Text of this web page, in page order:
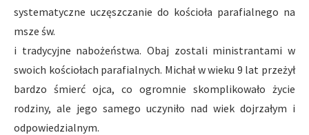
systematyczne uczęszczanie do kościoła parafialnego na
msze św.
i tradycyjne nabożeństwa. Obaj zostali ministrantami w
swoich kościołach parafialnych. Michał w wieku 9 lat przeżył
bardzo śmierć ojca, co ogromnie skomplikowało życie
rodziny, ale jego samego uczyniło nad wiek dojrzałym i
odpowiedzialnym.